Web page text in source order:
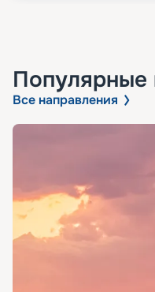
Популярные
Все направления